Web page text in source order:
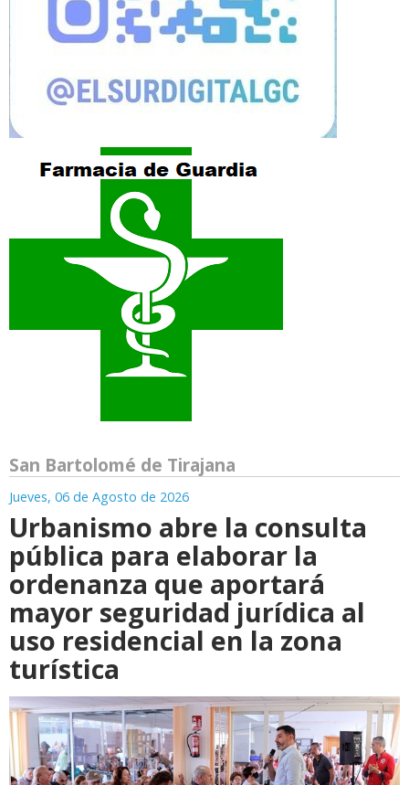
San Bartolomé de Tirajana
Jueves, 06 de Agosto de 2026
Urbanismo abre la consulta
pública para elaborar la
ordenanza que aportará
mayor seguridad jurídica al
uso residencial en la zona
turística